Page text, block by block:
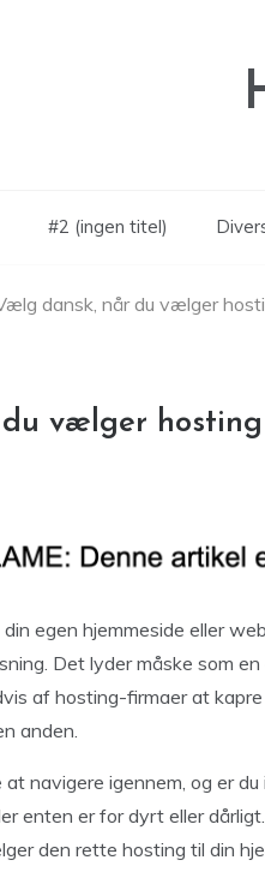
#2 (ingen titel)
dansk, når du vælger
vælger hosting
egen hjemmeside eller
Det lyder måske som
af hosting-firmaer at
anden.
navigere igennem, og er
enten er for dyrt eller
den rette hosting til din